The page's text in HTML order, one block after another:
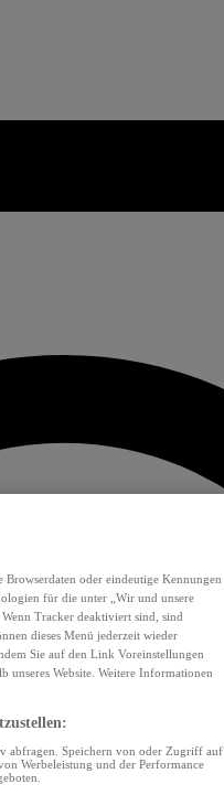
oder eindeutige Kennungen
für die unter „Wir und unsere
Tracker deaktiviert sind, sind
dieses Menü jederzeit wieder
Sie auf den Link Voreinstellungen
unseres Website. Weitere Informationen
abfragen. Speichern von oder Zugriff auf
Werbeleistung und der Performance